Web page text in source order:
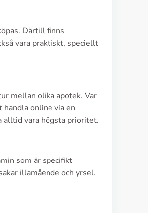
Därtill finns
vara praktiskt, speciellt
mellan olika apotek. Var
online via en
alltid vara högsta prioritet.
som är specifikt
illamående och yrsel.